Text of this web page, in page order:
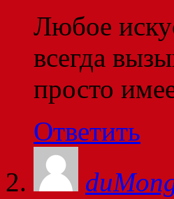
Любое
всегда
просто
Ответить